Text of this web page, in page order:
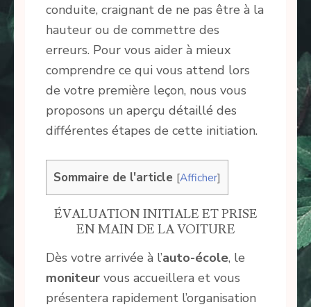
conduite, craignant de ne pas être à la
hauteur ou de commettre des
erreurs. Pour vous aider à mieux
comprendre ce qui vous attend lors
de votre première leçon, nous vous
proposons un aperçu détaillé des
différentes étapes de cette initiation.
Sommaire de l'article [Afficher]
ÉVALUATION INITIALE ET PRISE
EN MAIN DE LA VOITURE
Dès votre arrivée à l’auto-école, le
moniteur vous accueillera et vous
présentera rapidement l’organisation